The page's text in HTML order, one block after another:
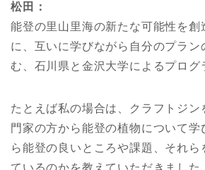
松田：
能登の里山里海の新たな可能性を創
に、互いに学びながら自分のプラン
む、石川県と金沢大学によるプログ
たとえば私の場合は、クラフトジン
門家の方から能登の植物について学
ら能登の良いところや課題、それら